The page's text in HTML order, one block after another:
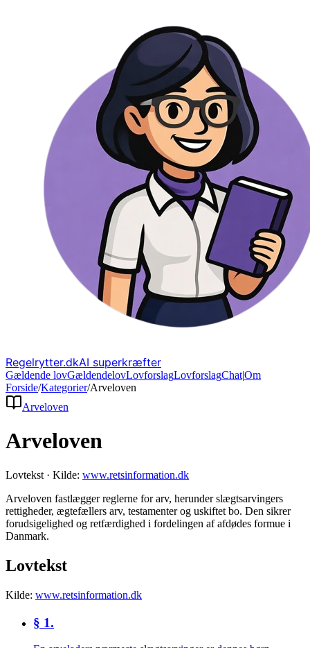
Regelrytter.dkAI superkræfter
Gældende lovGældendelovLovforslagLovforslagChat|Om
Forside/Kategorier/Arveloven
Arveloven
Arveloven
Lovtekst · Kilde: www.retsinformation.dk
Arveloven fastlægger reglerne for arv, herunder slægtsarvingers
rettigheder, ægtefællers arv, testamenter og uskiftet bo. Den sikrer
forudsigelighed og retfærdighed i fordelingen af afdødes formue i
Danmark.
Lovtekst
Kilde: www.retsinformation.dk
§ 1.